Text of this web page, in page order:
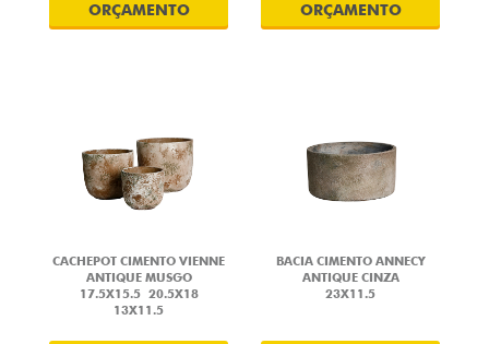
ORÇAMENTO
ORÇAMENTO
CACHEPOT CIMENTO VIENNE
ANTIQUE MUSGO
17.5X15.5 20.5X18
13X11.5
BACIA CIMENTO ANNECY
ANTIQUE CINZA
23X11.5